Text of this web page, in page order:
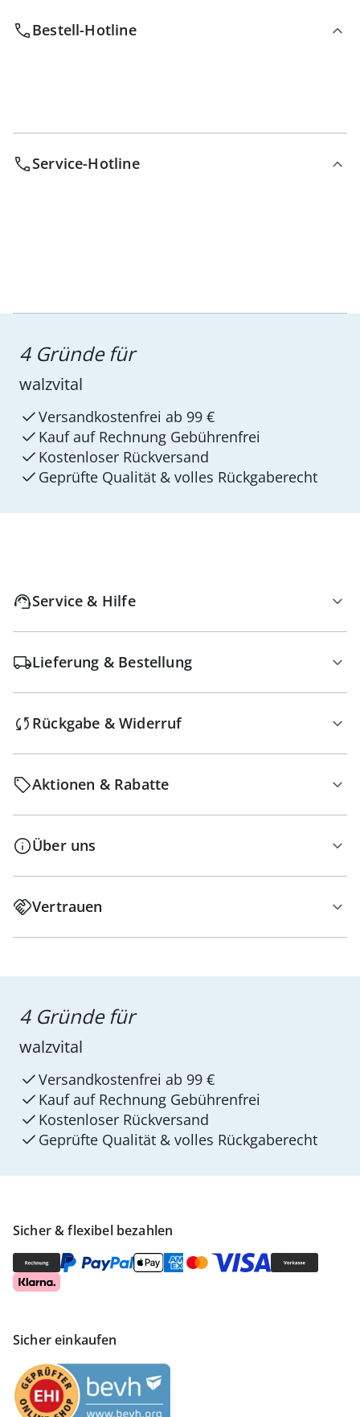
Bestell-Hotline
Service-Hotline
4 Gründe für
walzvital
Versandkostenfrei ab 99 €
Kauf auf Rechnung Gebührenfrei
Kostenloser Rückversand
Geprüfte Qualität & volles Rückgaberecht
Service & Hilfe
Lieferung & Bestellung
Rückgabe & Widerruf
Aktionen & Rabatte
Über uns
Vertrauen
Sicher & flexibel bezahlen
Sicher einkaufen
4 Gründe für
walzvital
Versandkostenfrei ab 99 €
Kauf auf Rechnung Gebührenfrei
Kostenloser Rückversand
Geprüfte Qualität & volles Rückgaberecht